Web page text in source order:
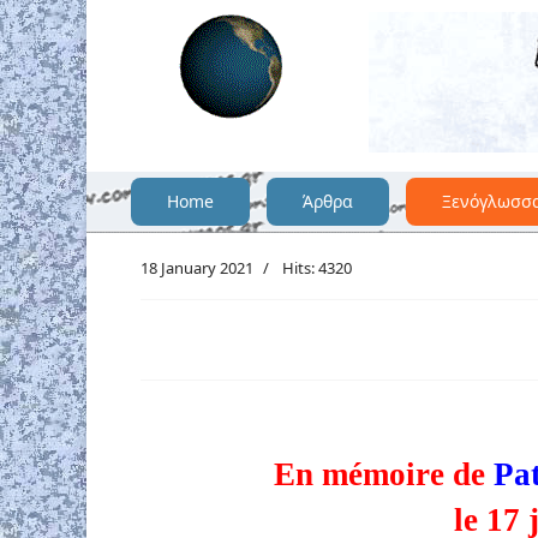
Home Άρθρα
18 January 2021 Hits: 4320
En mémoire de
le 17